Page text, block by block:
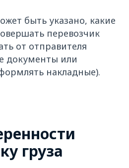
быть указано, какие
перевозчик
от отправителя
документы или
накладные).
груза